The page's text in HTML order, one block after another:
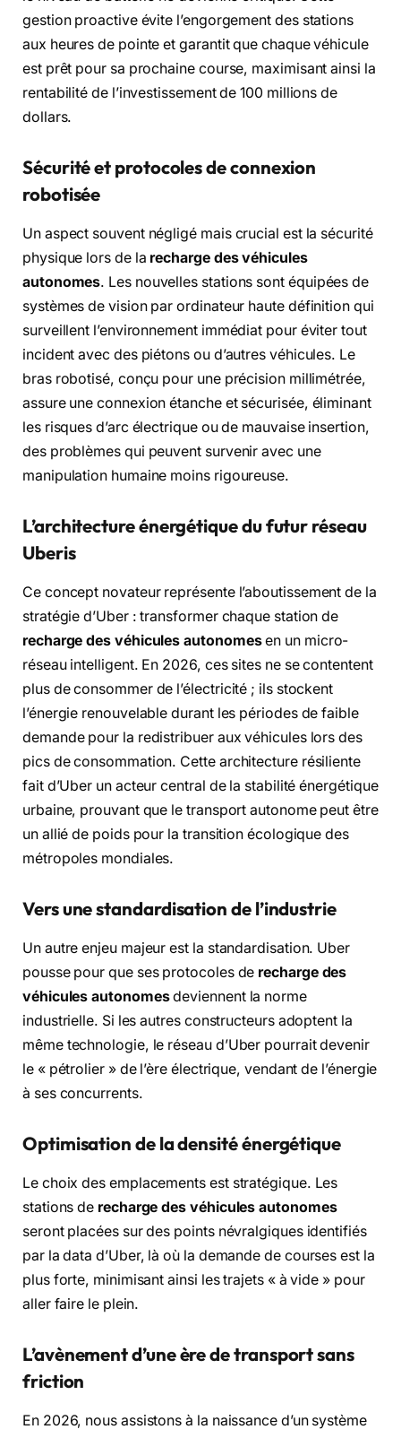
gestion proactive évite l’engorgement des stations
aux heures de pointe et garantit que chaque véhicule
est prêt pour sa prochaine course, maximisant ainsi la
rentabilité de l’investissement de 100 millions de
dollars.
Sécurité et protocoles de connexion
robotisée
Un aspect souvent négligé mais crucial est la sécurité
physique lors de la recharge des véhicules
autonomes. Les nouvelles stations sont équipées de
systèmes de vision par ordinateur haute définition qui
surveillent l’environnement immédiat pour éviter tout
incident avec des piétons ou d’autres véhicules. Le
bras robotisé, conçu pour une précision millimétrée,
assure une connexion étanche et sécurisée, éliminant
les risques d’arc électrique ou de mauvaise insertion,
des problèmes qui peuvent survenir avec une
manipulation humaine moins rigoureuse.
L’architecture énergétique du futur réseau
Uberis
Ce concept novateur représente l’aboutissement de la
stratégie d’Uber : transformer chaque station de
recharge des véhicules autonomesen un micro-
réseau intelligent. En 2026, ces sites ne se contentent
plus de consommer de l’électricité ; ils stockent
l’énergie renouvelable durant les périodes de faible
demande pour la redistribuer aux véhicules lors des
pics de consommation. Cette architecture résiliente
fait d’Uber un acteur central de la stabilité énergétique
urbaine, prouvant que le transport autonome peut être
un allié de poids pour la transition écologique des
métropoles mondiales.
Vers une standardisation de l’industrie
Un autre enjeu majeur est la standardisation. Uber
pousse pour que ses protocoles de recharge des
véhicules autonomesdeviennent la norme
industrielle. Si les autres constructeurs adoptent la
même technologie, le réseau d’Uber pourrait devenir
le « pétrolier » de l’ère électrique, vendant de l’énergie
à ses concurrents.
Optimisation de la densité énergétique
Le choix des emplacements est stratégique. Les
stations de recharge des véhicules autonomes
seront placées sur des points névralgiques identifiés
par la data d’Uber, là où la demande de courses est la
plus forte, minimisant ainsi les trajets « à vide » pour
aller faire le plein.
L’avènement d’une ère de transport sans
friction
En 2026, nous assistons à la naissance d’un système